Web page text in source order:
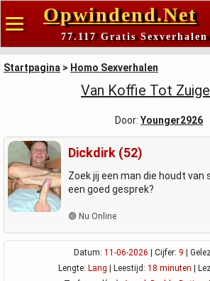
Opwindend.Net
77.117 Gratis Sexverhalen
Startpagina > Homo Sexverhalen
Van Koffie Tot
Door: Younger2926
Dickdirk (52)
Zoek jij een man die houdt van
een goed gesprek?
🟢 Nu Online
Datum: 11-06-2026 | Cijfer: 9 |
Lengte: Lang | Leestijd: 18 minuten |